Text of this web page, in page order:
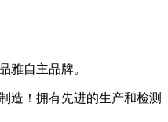
雅自主品牌。
造！拥有先进的生产和检测